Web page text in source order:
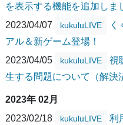
を表示する機能を追加しま
2023/04/07
kukuluLIVE
く
アル＆新ゲーム登場！
2023/04/05
kukuluLIVE
視
生する問題について（解決
2023年 02月
2023/02/18
kukuluLIVE
利